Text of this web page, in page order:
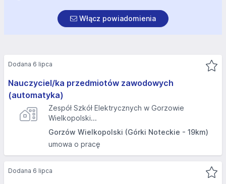
Włącz powiadomienia
Nauczyciel/ka przedmiotów zawodowych
(automatyka)
Zespół Szkół Elektrycznych w Gorzowie
Wielkopolski...
Gorzów Wielkopolski (Górki Noteckie - 19km)
umowa o pracę
Dodana 6 lipca
Dodana 6 lipca